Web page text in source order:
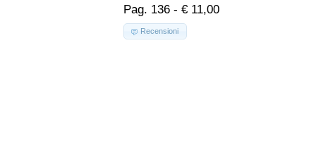
Pag. 136 - € 11,00
Recensioni